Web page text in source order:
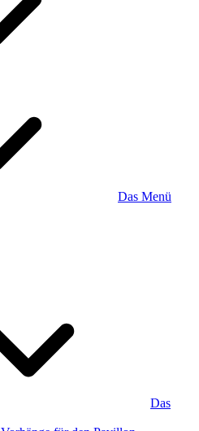
Das Menü
Das